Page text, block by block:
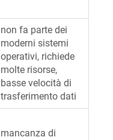
non fa parte dei
moderni sistemi
operativi, richiede
molte risorse,
basse velocità di
trasferimento dati
mancanza di